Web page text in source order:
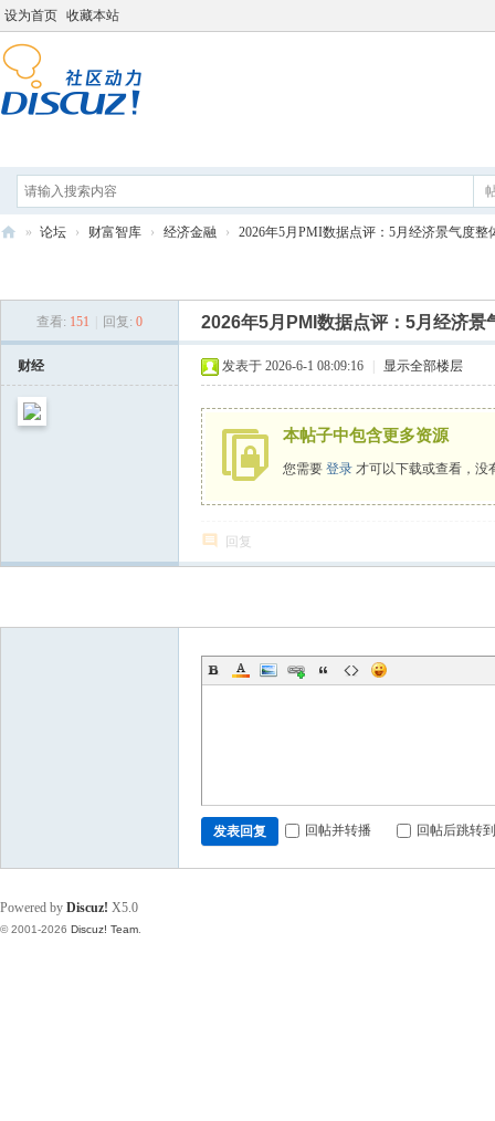
设为首页 收藏本站
工
» 论坛 › 财富智库 › 经济金融 › 2026年5月PMI数据点评：5月经济景气度整
查看: 151 回复: 0 2026年5月PMI数据点评：5月经济
财经 发表于 2026-6-1 08:09:16 显示全部楼层
本帖子中包含更多资源
您需要 登录 才可以下载或查看，没
回复
发表回复 回帖并转播 回帖后跳转
Powered by Discuz! X5.0
© 2001-2026 Discuz! Team